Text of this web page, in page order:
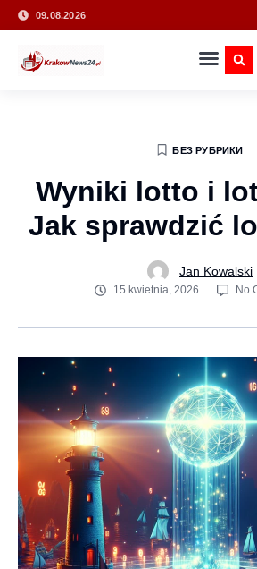
09.08.2026
БЕЗ РУБРИКИ
Wyniki lotto i
Jak sprawdzić
Jan Kowalski
15 kwietnia, 2026 No